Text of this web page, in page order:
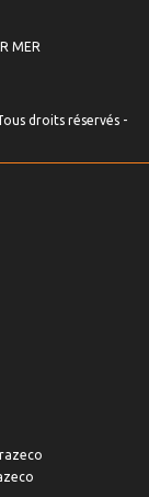
MER
droits réservés -